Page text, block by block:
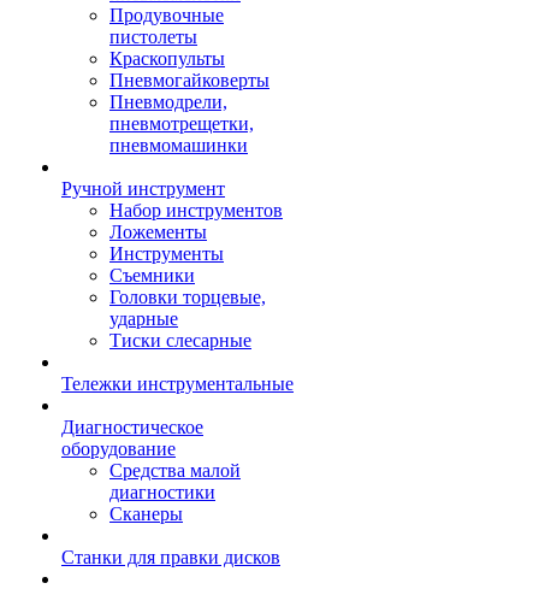
Продувочные
пистолеты
Краскопульты
Пневмогайковерты
Пневмодрели,
пневмотрещетки,
пневмомашинки
Ручной инструмент
Набор инструментов
Ложементы
Инструменты
Съемники
Головки торцевые,
ударные
Тиски слесарные
Тележки инструментальные
Диагностическое
оборудование
Средства малой
диагностики
Сканеры
Станки для правки дисков